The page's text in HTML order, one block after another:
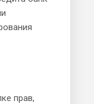
прав,